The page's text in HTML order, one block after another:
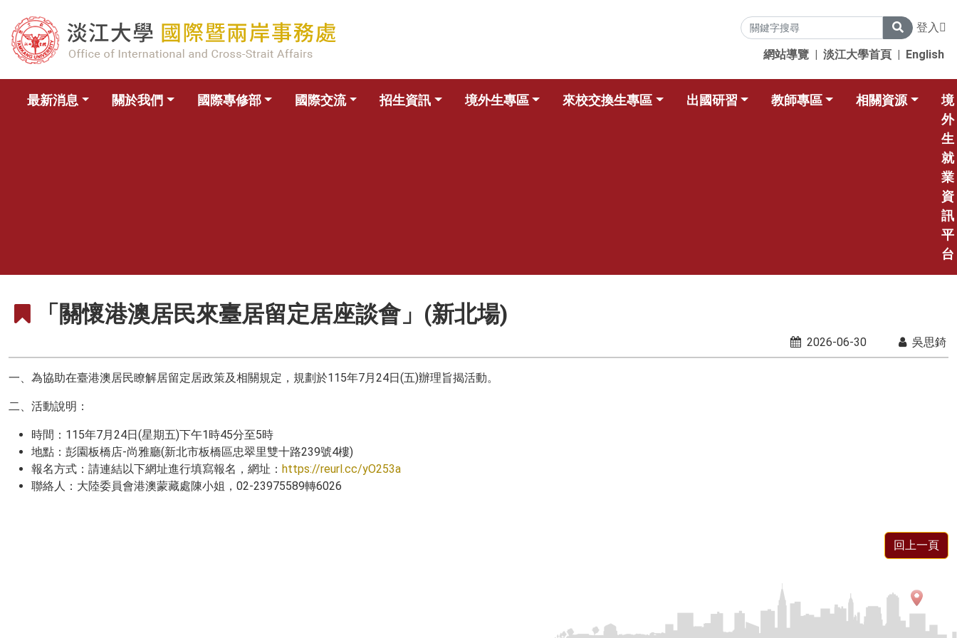
登入
網站導覽 | 淡江大學首頁 | English
最新消息 關於我們 國際專修部 國際交流 招生資訊 境外生專區 來校交換生專區 出國研習 教師專區 相關資源
境
外
生
就
業
資
訊
平
台
「關懷港澳居民來臺居留定居座談會」(新北場)
2026-06-30 吳思錡
一、為協助在臺港澳居民瞭解居留定居政策及相關規定，規劃於115年7月24日(五)辦理旨揭活動。
二、活動說明：
時間：115年7月24日(星期五)下午1時45分至5時
地點：彭園板橋店-尚雅廳(新北市板橋區忠翠里雙十路239號4樓)
報名方式：請連結以下網址進行填寫報名，網址： https://reurl.cc/yO253a
聯絡人：大陸委員會港澳蒙藏處陳小姐，02-23975589轉6026
回上一頁